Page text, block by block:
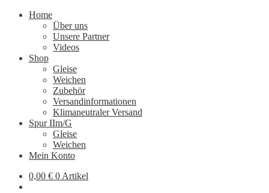
Home
Über uns
Unsere Partner
Videos
Shop
Gleise
Weichen
Zubehör
Versandinformationen
Klimaneutraler Versand
Spur IIm/G
Gleise
Weichen
Mein Konto
0,00 € 0 Artikel